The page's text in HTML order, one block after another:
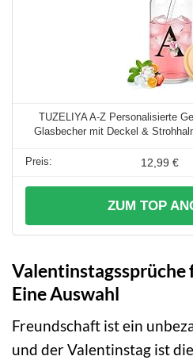
TUZELIYA A-Z Personalisierte
Glasbecher mit Deckel &
12,99 €
ZUM TOP
Valentinstagssprüche
Eine Auswahl
Freundschaft ist ein
und der Valentinstag ist